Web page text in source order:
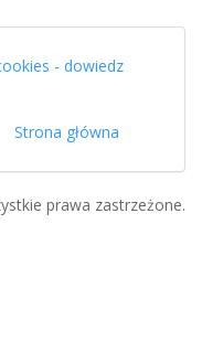
- dowiedz
Strona główna
prawa zastrzeżone.